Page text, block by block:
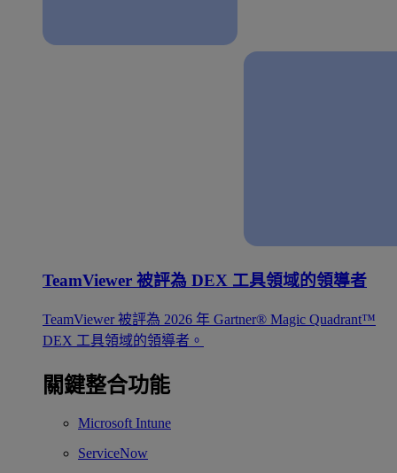
TeamViewer 被評為 DEX 工具領域的領導者
TeamViewer 被評為 2026 年 Gartner® Magic Quadrant™
DEX 工具領域的領導者。
關鍵整合功能
Microsoft Intune
ServiceNow